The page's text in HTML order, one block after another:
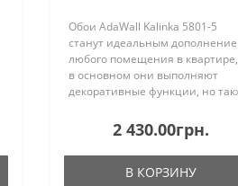
Обои AdaWall Kalinka 5801-5
станут идеальным
любого помещения в
в основном они выполняют
декоративные функции, но
помещения, не забывайте об
этом, так как, покрывается вся
стена от потолка ..
2 430.00грн.
В КОРЗИНУ